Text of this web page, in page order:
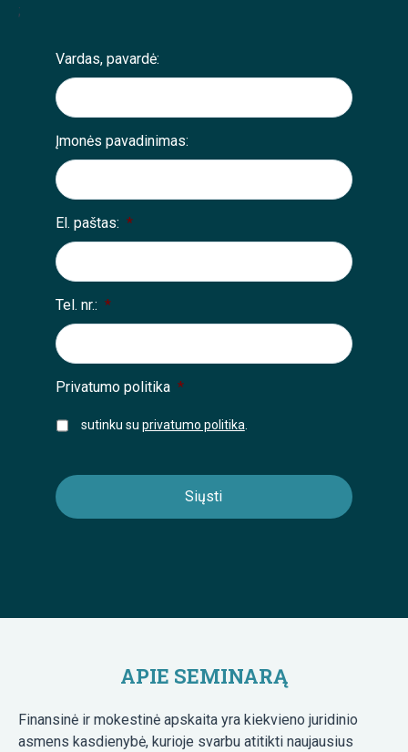
;
Vardas, pavardė:
Įmonės pavadinimas:
El. paštas: *
Tel. nr.: *
Privatumo politika *
sutinku su privatumo politika
APIE SEMINARĄ
Finansinė ir mokestinė apskaita yra kiekvieno juridinio
asmens kasdienybė, kurioje svarbu atitikti naujausius